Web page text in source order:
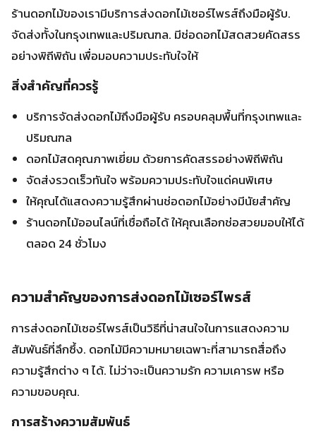
฿2,500.00.
ร้านดอกไม้ของเรามีบริการส่งดอกไม้เซอร์ไพรส์ถึงมือผู้รับ.
จัดส่งทั้งในกรุงเทพและปริมณฑล. มีช่อดอกไม้สดสวยคัดสรร
อย่างพิถีพิถัน เพื่อมอบความประทับใจให้
สิ่งสำคัญที่ควรรู้
บริการจัดส่งดอกไม้ถึงมือผู้รับ ครอบคลุมพื้นที่กรุงเทพและ
ปริมณฑล
ดอกไม้สดคุณภาพเยี่ยม ด้วยการคัดสรรอย่างพิถีพิถัน
จัดส่งรวดเร็วทันใจ พร้อมความประทับใจแด่คนพิเศษ
ให้คุณได้แสดงความรู้สึกผ่านช่อดอกไม้อย่างมีนัยสำคัญ
ร้านดอกไม้ออนไลน์ที่เชื่อถือได้ ให้คุณเลือกช่อสวยมอบให้ได้
ตลอด 24 ชั่วโมง
ความสำคัญของการส่งดอกไม้เซอร์ไพรส์
การส่งดอกไม้เซอร์ไพรส์เป็นวิธีที่น่าสนใจในการแสดงความ
สัมพันธ์ที่ลึกซึ้ง. ดอกไม้มีความหมายเฉพาะที่สามารถสื่อถึง
ความรู้สึกต่าง ๆ ได้. ไม่ว่าจะเป็นความรัก ความเคารพ หรือ
ความขอบคุณ.
การสร้างความสัมพันธ์